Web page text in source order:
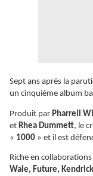
Sept ans après la
un cinquième album
Produit par Pharrell
et Rhea Dummett, le
« 1000 » et il est
Riche en
Wale, Future,